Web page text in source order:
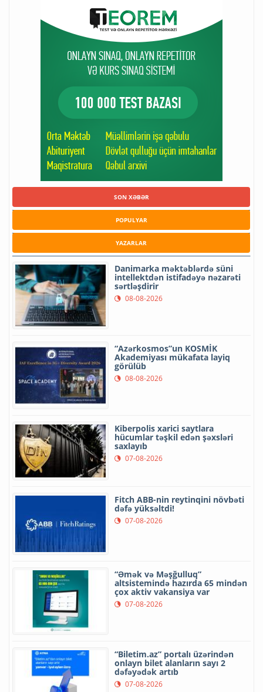
SON XƏBƏR
POPULYAR
YAZARLAR
Danimarka məktəblərdə süni
intellektdən istifadəyə nəzarəti
sərtləşdirir
08-08-2026
“Azərkosmos”un KOSMİK
Akademiyası mükafata layiq
görülüb
08-08-2026
Kiberpolis xarici saytlara
hücumlar təşkil edən şəxsləri
saxlayıb
07-08-2026
Fitch ABB-nin reytinqini növbəti
dəfə yüksəltdi!
07-08-2026
“Əmək və Məşğulluq”
altsistemində hazırda 65 mindən
çox aktiv vakansiya var
07-08-2026
“Biletim.az” portalı üzərindən
onlayn bilet alanların sayı 2
dəfəyədək artıb
07-08-2026